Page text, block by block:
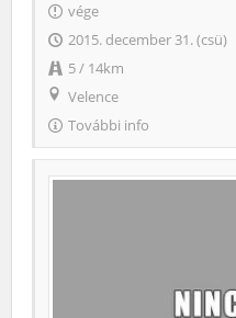
vége
2015. december 31. (csü)
5 / 14km
Velence
További info